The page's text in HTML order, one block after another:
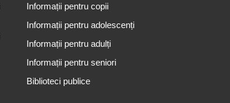
Informații pentru copii
Informații pentru adolescenți
Informații pentru adulți
Informații pentru seniori
Biblioteci publice